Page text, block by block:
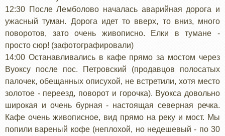
12:30 После Лемболово началась аварийная дорога и
ужасный туман. Дорога идет то вверх, то вниз, много
поворотов, зато очень живописно. Елки в тумане -
просто сюр! (зафотографировали)
14:00 Останавливались в кафе прямо за мостом через
Вуоксу после пос. Петровский (продавцов полосатых
палочек, обещанных описухой, не встретили, хотя место
золотое - переезд, поворот и горочка). Вуокса довольно
широкая и очень бурная - настоящая северная речка.
Кафе очень живописное, вид прямо на реку и мост. Мы
попили вареный кофе (неплохой, но недешевый - по 30